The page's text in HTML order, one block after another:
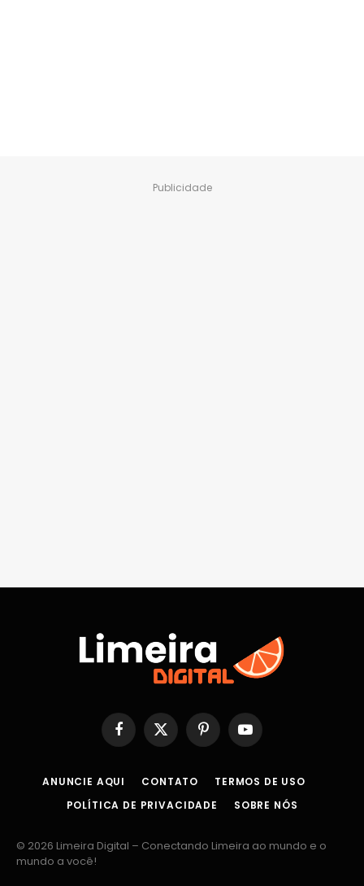
Publicidade
Facebook
X
(Twitter)
PinterestYouTube
ANUNCIE AQUI CONTATO
TERMOS DE USO
POLÍTICA DE PRIVACIDADE
SOBRE NÓS
© 2026 Limeira Digital – Conectando Limeira ao mundo e o
mundo a você!